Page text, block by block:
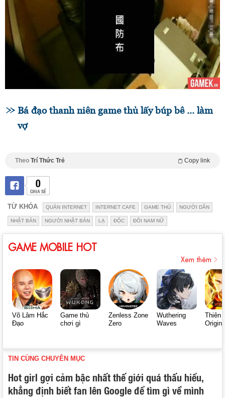
Bá đạo thanh niên game thủ lấy búp bê ... làm
vợ
Theo Trí Thức Trẻ Copy link
0
CHIA SẺ
TỪ KHÓA QUÁN INTERNET INTERNET CAFE GAME THỦ NGƯỜI DÂN
NHẬT BẢN NGƯỜI NHẬT BẢN LẠ ĐỘC ĐÔI NAM NỮ
GAME MOBILE HOT
Xem thêm
Võ Lâm Hắc
Đạo
Game thủ
chơi gì
Zenless Zone
Zero
Wuthering
Waves
Thiên
Origin
TIN CÙNG CHUYÊN MỤC
Hot girl gợi cảm bậc nhất thế giới quá thấu hiểu,
khẳng định biết fan lên Google để tìm gì về mình